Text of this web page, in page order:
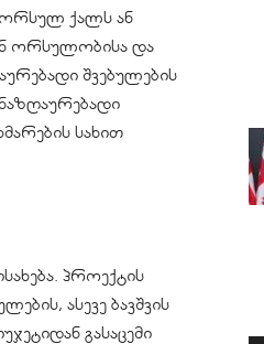
ქალს ან
ორსულობისა და
შვებულების
სახით
პროექტის
ასევე ბავშვის
გასაცემი